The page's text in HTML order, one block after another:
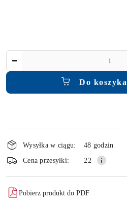
Do koszyka
Wyślij
Dostępność
i
dostawa
Wysyłka w ciągu:
48 godzin
Cena przesyłki:
22
Pobierz produkt do PDF